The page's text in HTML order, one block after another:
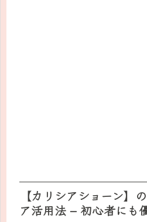
【カリシアショーン】
ア活用法 – 初心者にも